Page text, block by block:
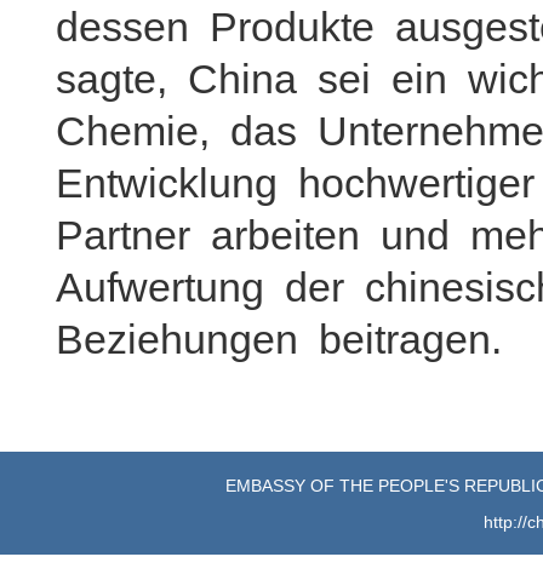
dessen Produkte
sagte, China sei ein
Chemie, das
Entwicklung
Partner arbeiten und
Aufwertung der
Beziehungen beitragen.
EMBASSY OF THE PEOPLE'S
http://